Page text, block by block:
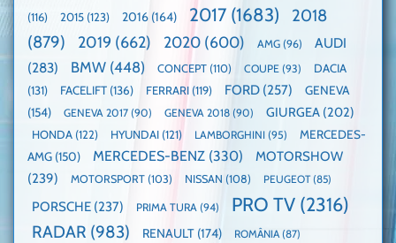
paradă
de
dube
câștigătoare,
domină
WCOTY
(116) 2015 (123) 2016 (164) 2017 (1683)
2018
(879)
2019 (662) 2020 (600) AMG (96)
AUDI
(283)
BMW (448) CONCEPT (110) COUPE (93)
DACIA
(131)
FACELIFT (136) FERRARI (119) FORD (257)
GENEVA
(154)
GENEVA 2017 (90) GENEVA 2018 (90) GIURGEA (202)
HONDA (122) HYUNDAI (121) LAMBORGHINI (95)
MERCEDES-
AMG (150) MERCEDES-BENZ (330)
MOTORSHOW
(239)
MOTORSPORT (103) NISSAN (108) PEUGEOT(85)
PORSCHE (237) PRIMA TURA (94) PRO TV (2316)
RADAR (983) RENAULT (174) ROMÂNIA (87)